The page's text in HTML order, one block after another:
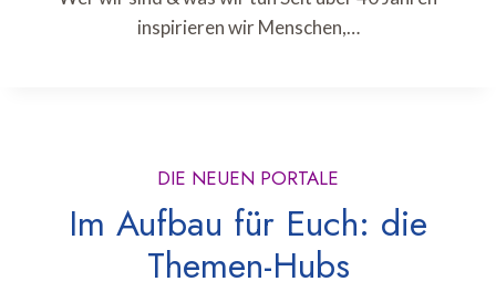
inspirieren wir Menschen,…
DIE NEUEN PORTALE
Im Aufbau für Euch: die
Themen-Hubs